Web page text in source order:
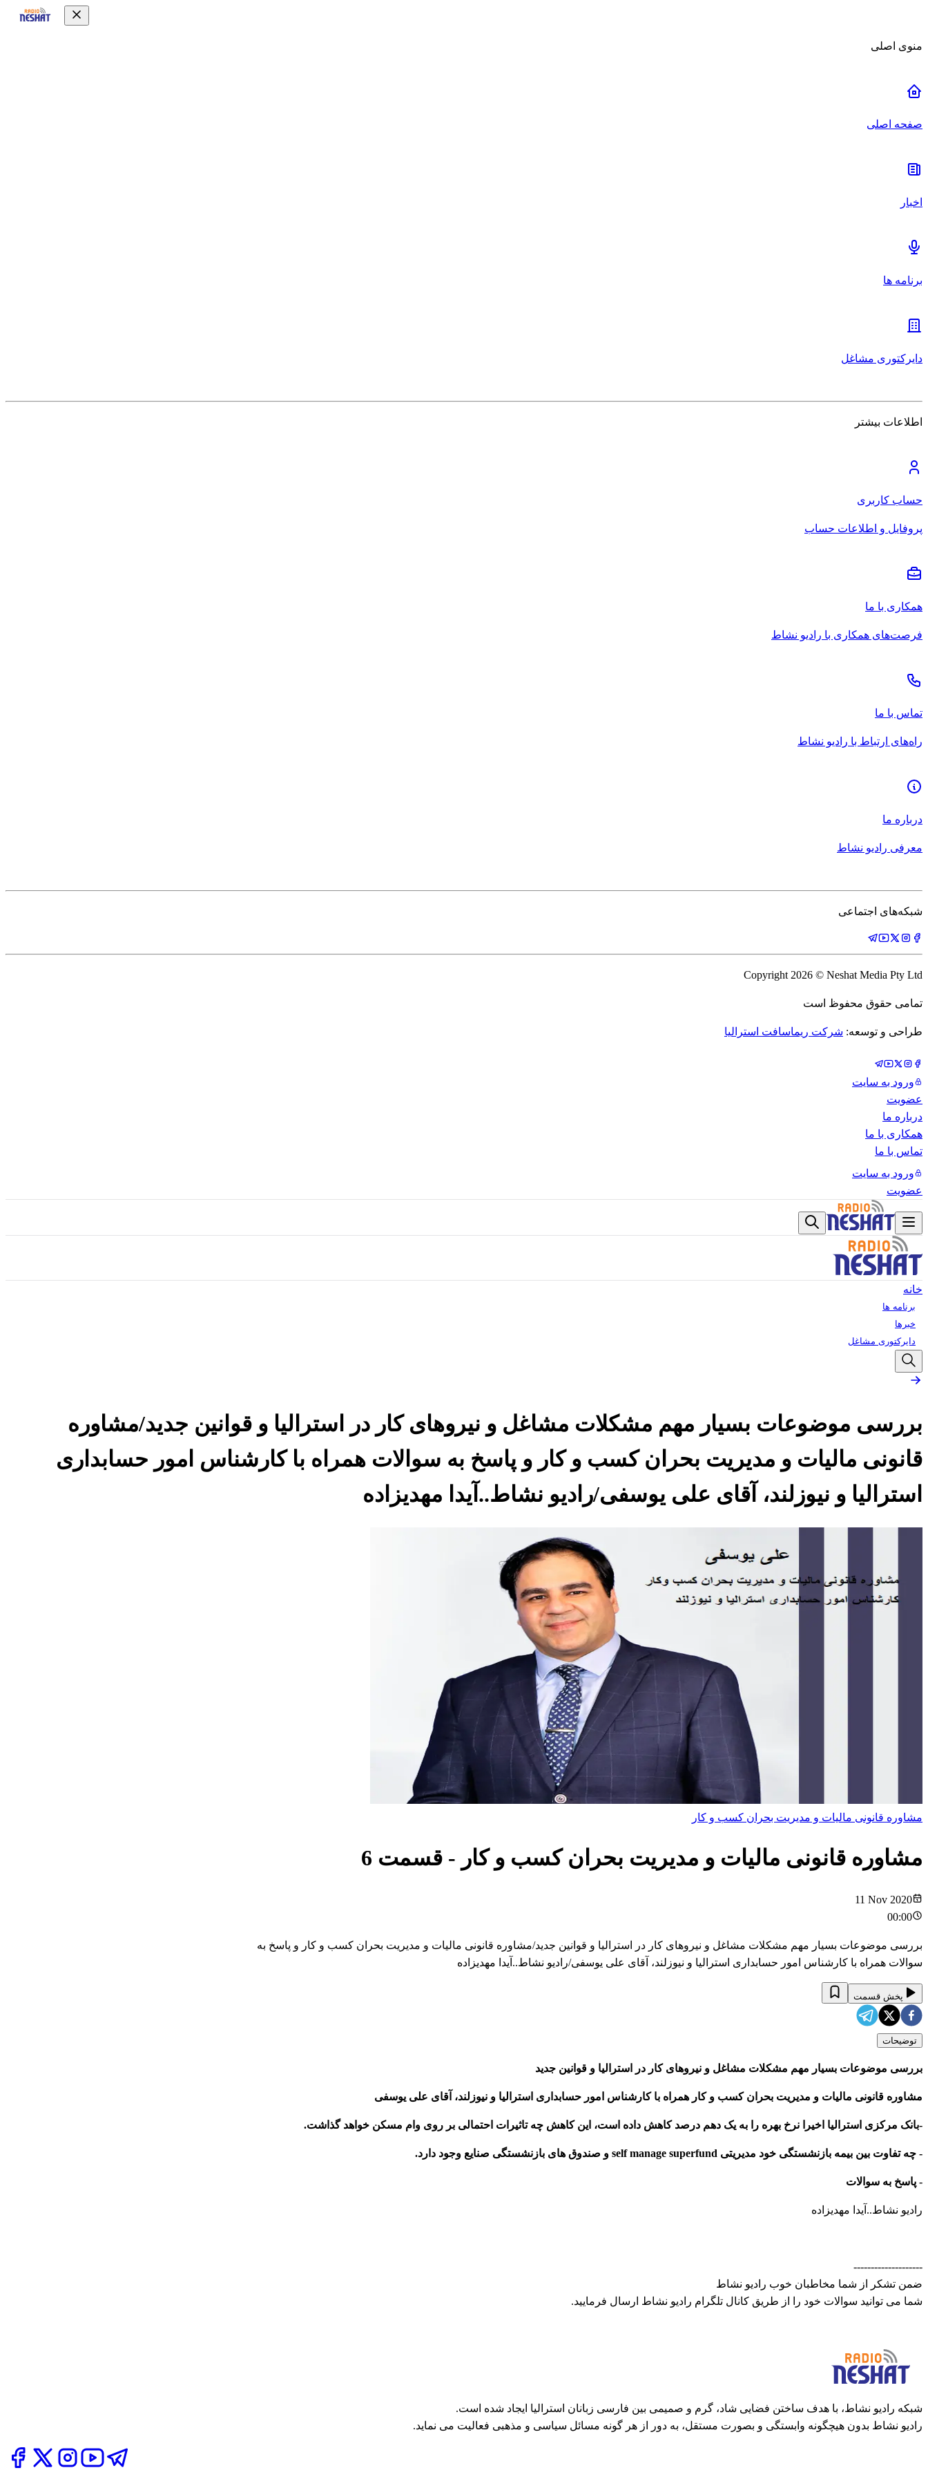
منوی اصلی
صفحه اصلی
اخبار
برنامه ها
دایرکتوری مشاغل
اطلاعات بیشتر
حساب کاربری
پروفایل و اطلاعات حساب
همکاری با ما
فرصت‌های همکاری با رادیو نشاط
تماس با ما
راه‌های ارتباط با رادیو نشاط
درباره ما
معرفی رادیو نشاط
شبکه‌های اجتماعی
Copyright 2026 © Neshat Media Pty Ltd
تمامی حقوق محفوظ است
طراحی و توسعه: شرکت ریماسافت استرالیا
ورود به سایت
عضویت
درباره ما
همکاری با ما
تماس با ما
ورود به سایت
عضویت
خانه
برنامه ها
خبرها
دایرکتوری مشاغل
بررسی موضوعات بسیار مهم مشکلات مشاغل و نیروهای کار در استرالیا و قوانین جدید/مشاوره
قانونی مالیات و مدیریت بحران کسب و کار و پاسخ به سوالات همراه با کارشناس امور حسابداری
استرالیا و نیوزلند، آقای علی یوسفی/رادیو نشاط..آیدا مهدیزاده
مشاوره قانونی مالیات و مدیریت بحران کسب و کار
مشاوره قانونی مالیات و مدیریت بحران کسب و کار - قسمت 6
11 Nov 2020
00:00
بررسی موضوعات بسیار مهم مشکلات مشاغل و نیروهای کار در استرالیا و قوانین جدید/مشاوره قانونی مالیات و مدیریت بحران کسب و کار و پاسخ به
سوالات همراه با کارشناس امور حسابداری استرالیا و نیوزلند، آقای علی یوسفی/رادیو نشاط..آیدا مهدیزاده
پخش قسمت
توضیحات
بررسی موضوعات بسیار مهم مشکلات مشاغل و نیروهای کار در استرالیا و قوانین جدید
مشاوره قانونی مالیات و مدیریت بحران کسب و کار همراه با کارشناس امور حسابداری استرالیا و نیوزلند، آقای علی یوسفی
-بانک مرکزی استرالیا اخیرا نرخ بهره را به یک دهم درصد کاهش داده است، این کاهش چه تاثیرات احتمالی بر روی وام مسکن خواهد گذاشت.
- چه تفاوت بین بیمه بازنشستگی خود مدیریتی self manage superfund و صندوق های بازنشستگی صنایع وجود دارد.
- پاسخ به سوالات
رادیو نشاط..آیدا مهدیزاده
--------------------
ضمن تشکر از شما مخاطبان خوب رادیو نشاط
شما می توانید سوالات خود را از طریق کانال تلگرام رادیو نشاط ارسال فرمایید.
شبکه رادیو نشاط، با هدف ساختن فضایی شاد، گرم و صمیمی بین فارسی زبانان استرالیا ایجاد شده است.
رادیو نشاط بدون هیچگونه وابستگی و بصورت مستقل، به دور از هر گونه مسائل سیاسی و مذهبی فعالیت می نماید.